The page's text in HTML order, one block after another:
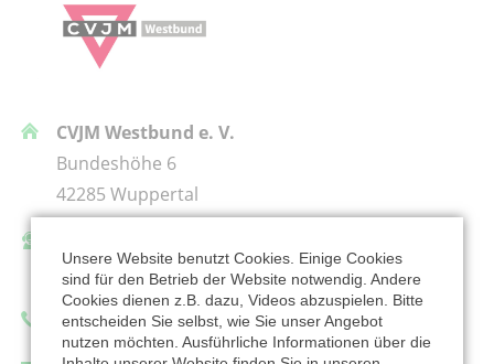
CVJM Westbund e. V.
Bundeshöhe 6
42285 Wuppertal
Christina Hemsath
Telefon: 0202574213
Unsere Website benutzt Cookies. Einige Cookies
sind für den Betrieb der Website notwendig. Andere
Cookies dienen z.B. dazu, Videos abzuspielen. Bitte
entscheiden Sie selbst, wie Sie unser Angebot
nutzen möchten. Ausführliche Informationen über die